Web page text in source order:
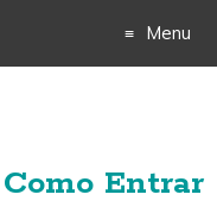
Menu
content
Entrar